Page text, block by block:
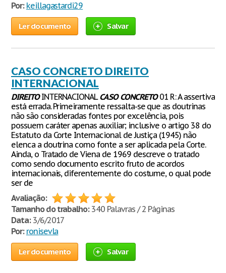
Por: keillagastardi29
Ler documento Salvar
CASO CONCRETO DIREITO
INTERNACIONAL
DIREITOINTERNACIONALCASO CONCRETO01 R: A assertiva
está errada. Primeiramente ressalta-se que as doutrinas
não são consideradas fontes por excelência, pois
possuem caráter apenas auxiliar; inclusive o artigo 38 do
Estatuto da Corte Internacional de Justiça (1945) não
elenca a doutrina como fonte a ser aplicada pela Corte.
Ainda, o Tratado de Viena de 1969 descreve o tratado
como sendo documento escrito fruto de acordos
internacionais, diferentemente do costume, o qual pode
ser de
Avaliação:
Tamanho do trabalho:340 Palavras / 2 Páginas
Data:3/6/2017
Por: ronisevla
Ler documento Salvar